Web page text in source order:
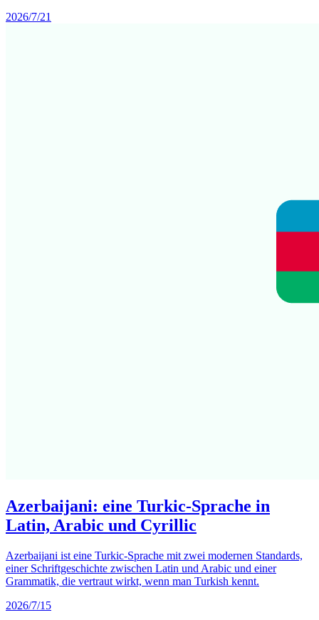
2026/7/21
Azerbaijani: eine Turkic-Sprache in
Latin, Arabic und Cyrillic
Azerbaijani ist eine Turkic-Sprache mit zwei modernen Standards,
einer Schriftgeschichte zwischen Latin und Arabic und einer
Grammatik, die vertraut wirkt, wenn man Turkish kennt.
2026/7/15